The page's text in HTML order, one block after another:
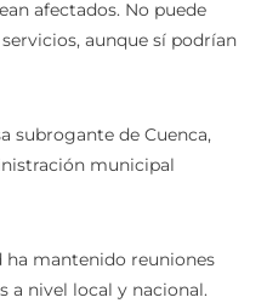
afectados. No puede
aunque sí podrían
subrogante de Cuenca,
municipal
ha mantenido reuniones
a nivel local y nacional.